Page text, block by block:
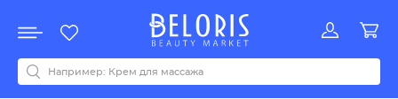
Акции
Все бренды
0-9ABCDEFGHIJKLMNOPQRSTUVWYZАБВДЗИМОКЛНПРСТУФ